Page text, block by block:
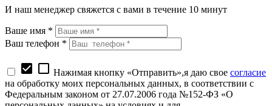
И наш менеджер свяжется с вами в течение 10 минут
Ваше имя *
Ваш телефон *
check_box check_box_outline_blank Нажимая кнопку «Отправить»,я даю свое согласие
на обработку моих персональных данных, в соответствии с
Федеральным законом от 27.07.2006 года №152-ФЗ «О